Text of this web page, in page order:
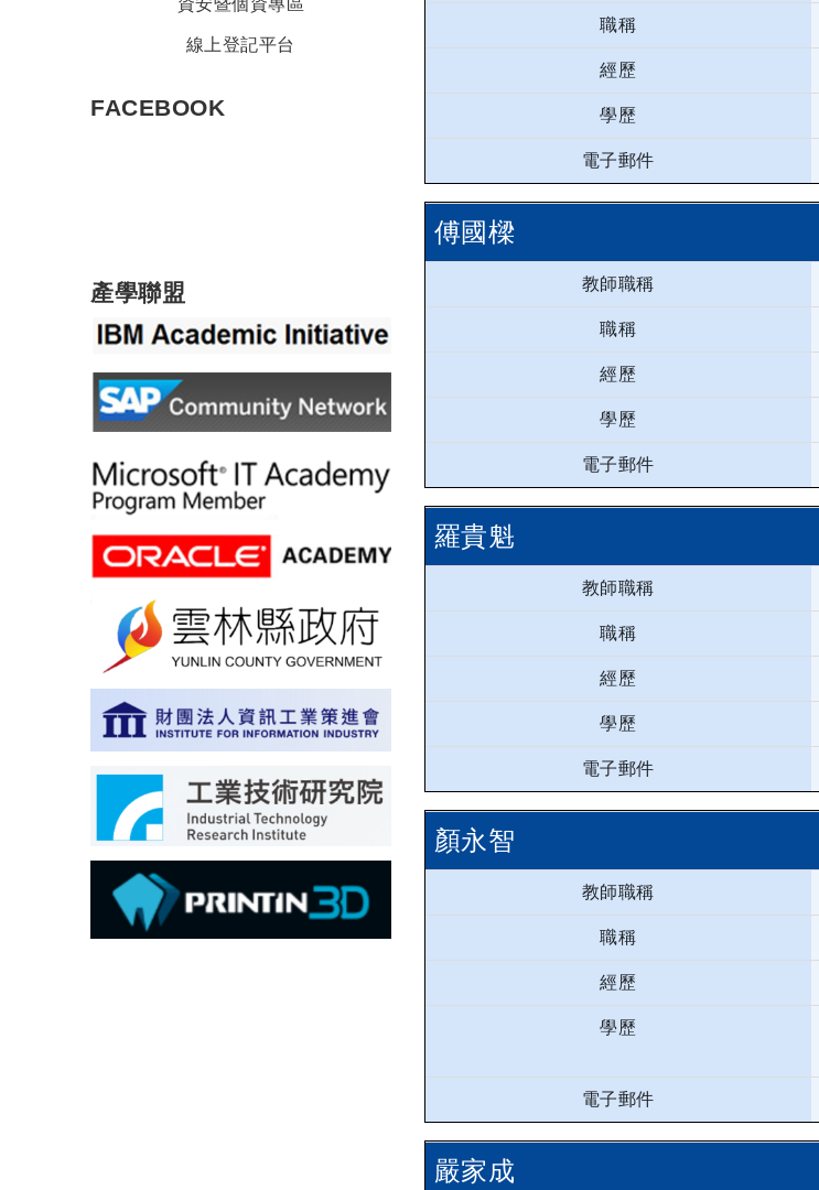
資安暨個資專區
線上登記平台
FACEBOOK
產學聯盟
職稱
經歷
學歷
電子郵件
傅國樑
教師職稱
職稱
經歷
學歷
電子郵件
羅貴魁
教師職稱
職稱
經歷
學歷
電子郵件
顏永智
教師職稱
職稱
經歷
學歷
電子郵件
嚴家成